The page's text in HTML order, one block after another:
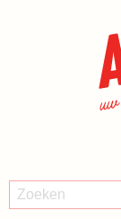
ZOEKEN
Zoeken